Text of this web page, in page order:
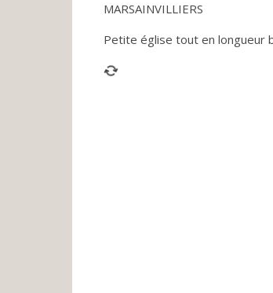
MARSAINVILLIERS
Petite église tout en longueur